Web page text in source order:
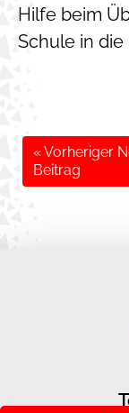
Hilfe beim
Schule in
« Vorheriger
Beitrag